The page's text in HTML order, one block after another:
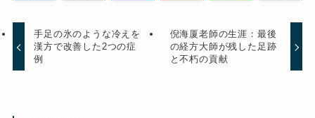
手足の氷のような冷えを
漢方で改善した2つの症
例
倪海厦老師の生涯：最後
の経方大師が残した足跡
と不朽の貢献